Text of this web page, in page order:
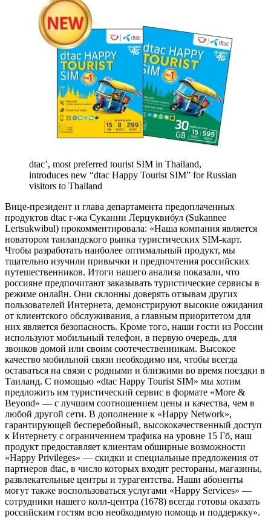
dtac’, most preferred tourist SIM in Thailand,
introduces new “dtac Happy Tourist SIM” for Russian
visitors to Thailand
Вице-президент и глава департамента предоплаченных
продуктов dtac г-жа Суканни Лерцуквибул (Sukannee
Lertsukwibul) прокомментировала: «Наша компания является
новатором таиландского рынка туристических SIM-карт.
Чтобы разработать наиболее оптимальный продукт, мы
тщательно изучили привычки и предпочтения российских
путешественников. Итоги нашего анализа показали, что
россияне предпочитают заказывать туристические сервисы в
режиме онлайн. Они склонны доверять отзывам других
пользователей Интернета, демонстрируют высокие ожидания
от клиентского обслуживания, а главным приоритетом для
них является безопасность. Кроме того, наши гости из России
используют мобильный телефон, в первую очередь, для
звонков домой или своим соотечественникам. Высокое
качество мобильной связи необходимо им, чтобы всегда
оставаться на связи с родными и близкими во время поездки в
Таиланд. С помощью «dtac Happy Tourist SIM» мы хотим
предложить им туристический сервис в формате «More &
Beyond» — с лучшим соотношением цены и качества, чем в
любой другой сети. В дополнение к «Happy Network»,
гарантирующей бесперебойный, высококачественный доступ
к Интернету с ограничением трафика на уровне 15 Гб, наш
продукт предоставляет клиентам обширные возможности
«Happy Privileges» — скидки и специальные предложения от
партнеров dtac, в число которых входят рестораны, магазины,
развлекательные центры и турагентства. Наши абоненты
могут также воспользоваться услугами «Happy Services» —
сотрудники нашего колл-центра (1678) всегда готовы оказать
российским гостям всю необходимую помощь и поддержку».